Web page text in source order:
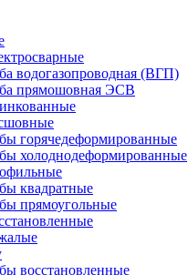
водогазопроводная (ВГП)
прямошовная ЭСВ
горячедеформированные
холоднодеформированные
квадратные
прямоугольные
восстановленные